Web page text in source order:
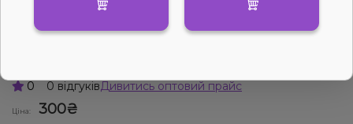
Немає у наявності Артикул:
Набір для самозамішування Chaser Special
0 0 відгуківДивитись оптовий прайс
Ціна:
300₴